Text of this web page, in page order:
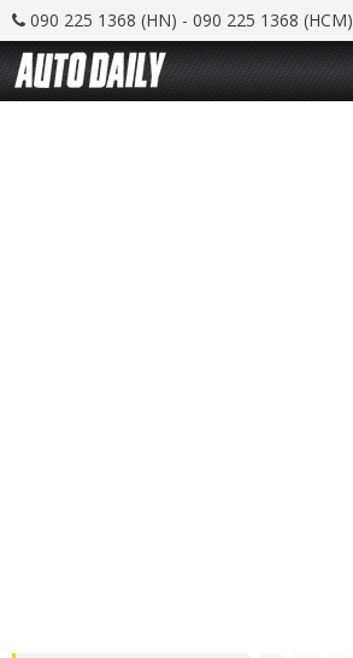
090 225 1368 (HN) - 090 225 1368 (HCM)